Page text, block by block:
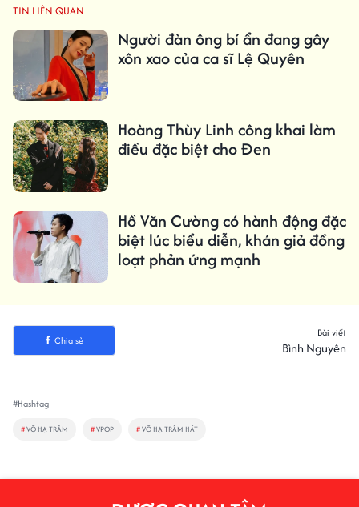
TIN LIÊN QUAN
Người đàn ông bí ẩn đang gây
xôn xao của ca sĩ Lệ Quyên
Hoàng Thùy Linh công khai làm
điều đặc biệt cho Đen
Hồ Văn Cường có hành động đặc
biệt lúc biểu diễn, khán giả đồng
loạt phản ứng mạnh
Chia sẻ
Bài viết
Bình Nguyên
#Hashtag
#VÕ HẠ TRÂM #VPOP #VÕ HẠ TRÂM HÁT